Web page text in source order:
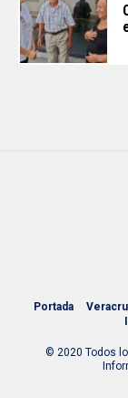
Portada
© 2020 Todos